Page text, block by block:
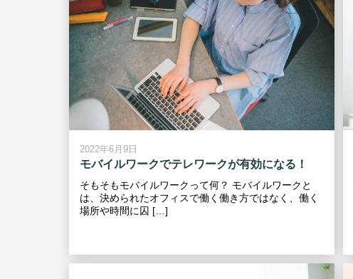
2022年6月9日
モバイルワークでテレワークが有効になる！
そもそもモバイルワークって何？ モバイルワークと
は、決められたオフィスで働く働き方ではなく、働く
場所や時間に囚 […]